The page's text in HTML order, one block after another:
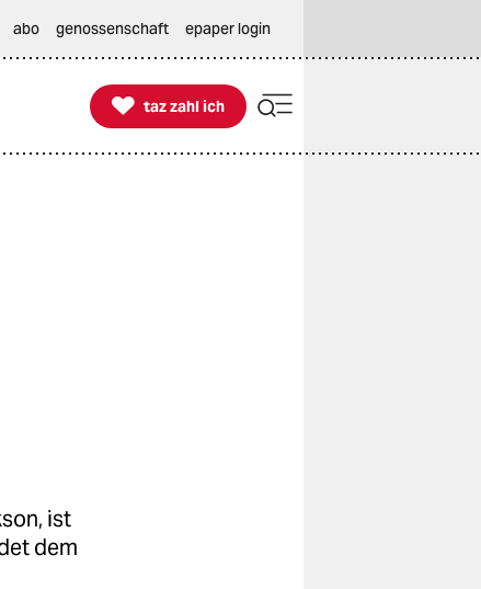
abo genossenschaft epaper login

taz zahl ich
taz zahl ich
ist
dem